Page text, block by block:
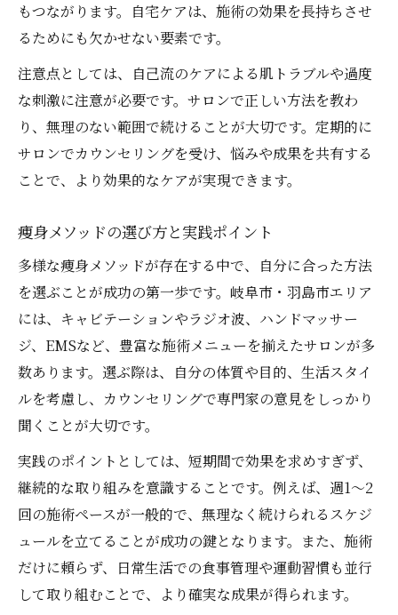
もつながります。自宅ケアは、施術の効果を長持ちさせ
るためにも欠かせない要素です。
注意点としては、自己流のケアによる肌トラブルや過度
な刺激に注意が必要です。サロンで正しい方法を教わ
り、無理のない範囲で続けることが大切です。定期的に
サロンでカウンセリングを受け、悩みや成果を共有する
ことで、より効果的なケアが実現できます。
痩身メソッドの選び方と実践ポイント
多様な痩身メソッドが存在する中で、自分に合った方法
を選ぶことが成功の第一歩です。岐阜市・羽島市エリア
には、キャビテーションやラジオ波、ハンドマッサー
ジ、EMSなど、豊富な施術メニューを揃えたサロンが多
数あります。選ぶ際は、自分の体質や目的、生活スタイ
ルを考慮し、カウンセリングで専門家の意見をしっかり
聞くことが大切です。
実践のポイントとしては、短期間で効果を求めすぎず、
継続的な取り組みを意識することです。例えば、週1～2
回の施術ペースが一般的で、無理なく続けられるスケジ
ュールを立てることが成功の鍵となります。また、施術
だけに頼らず、日常生活での食事管理や運動習慣も並行
して取り組むことで、より確実な成果が得られます。